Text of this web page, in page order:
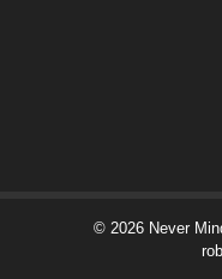
© 2026 Never